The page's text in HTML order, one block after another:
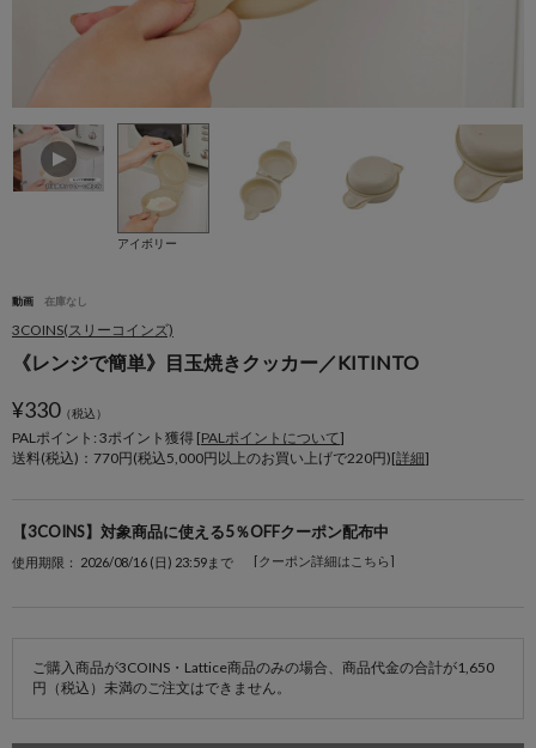
アイボリー
動画 在庫なし
3COINS(スリーコインズ)
《レンジで簡単》目玉焼きクッカー／KITINTO
¥330（税込）
PALポイント: 3ポイント獲得 [PALポイントについて]
送料(税込)：770円(税込5,000円以上のお買い上げで220円)[詳細]
【3COINS】対象商品に使える5％OFFクーポン配布中
使用期限： 2026/08/16 (日) 23:59まで [クーポン詳細はこちら]
ご購入商品が3COINS・Lattice商品のみの場合、商品代金の合計が1,650
円（税込）未満のご注文はできません。